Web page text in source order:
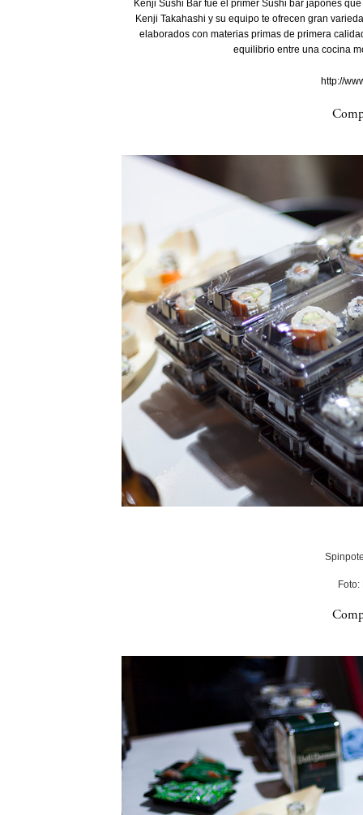
Kenji Sushi Bar fue el primer Sushi bar japonés
Kenji Takahashi y su equipo te ofrecen gran
elaborados con materias primas de primera
equilibrio entre una cocina
http://